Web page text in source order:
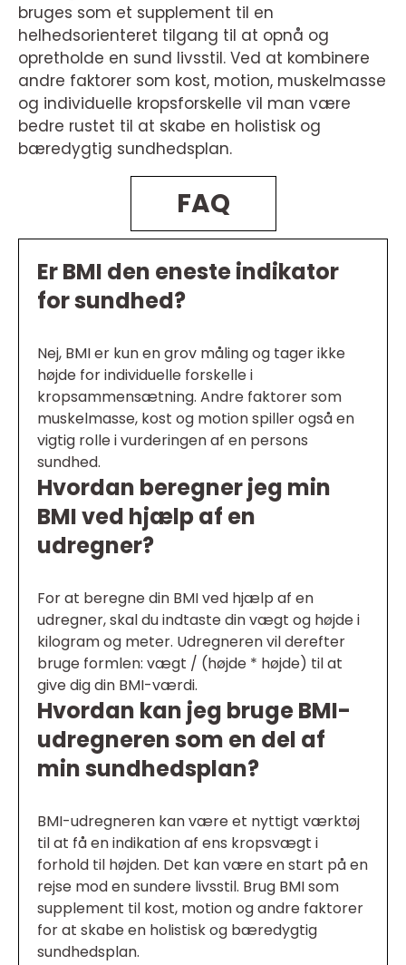
bruges som et supplement til en
helhedsorienteret tilgang til at opnå og
opretholde en sund livsstil. Ved at kombinere
andre faktorer som kost, motion, muskelmasse
og individuelle kropsforskelle vil man være
bedre rustet til at skabe en holistisk og
bæredygtig sundhedsplan.
FAQ
Er BMI den eneste indikator
for sundhed?
Nej, BMI er kun en grov måling og tager ikke
højde for individuelle forskelle i
kropsammensætning. Andre faktorer som
muskelmasse, kost og motion spiller også en
vigtig rolle i vurderingen af en persons
sundhed.
Hvordan beregner jeg min
BMI ved hjælp af en
udregner?
For at beregne din BMI ved hjælp af en
udregner, skal du indtaste din vægt og højde i
kilogram og meter. Udregneren vil derefter
bruge formlen: vægt / (højde * højde) til at
give dig din BMI-værdi.
Hvordan kan jeg bruge BMI-
udregneren som en del af
min sundhedsplan?
BMI-udregneren kan være et nyttigt værktøj
til at få en indikation af ens kropsvægt i
forhold til højden. Det kan være en start på en
rejse mod en sundere livsstil. Brug BMI som
supplement til kost, motion og andre faktorer
for at skabe en holistisk og bæredygtig
sundhedsplan.